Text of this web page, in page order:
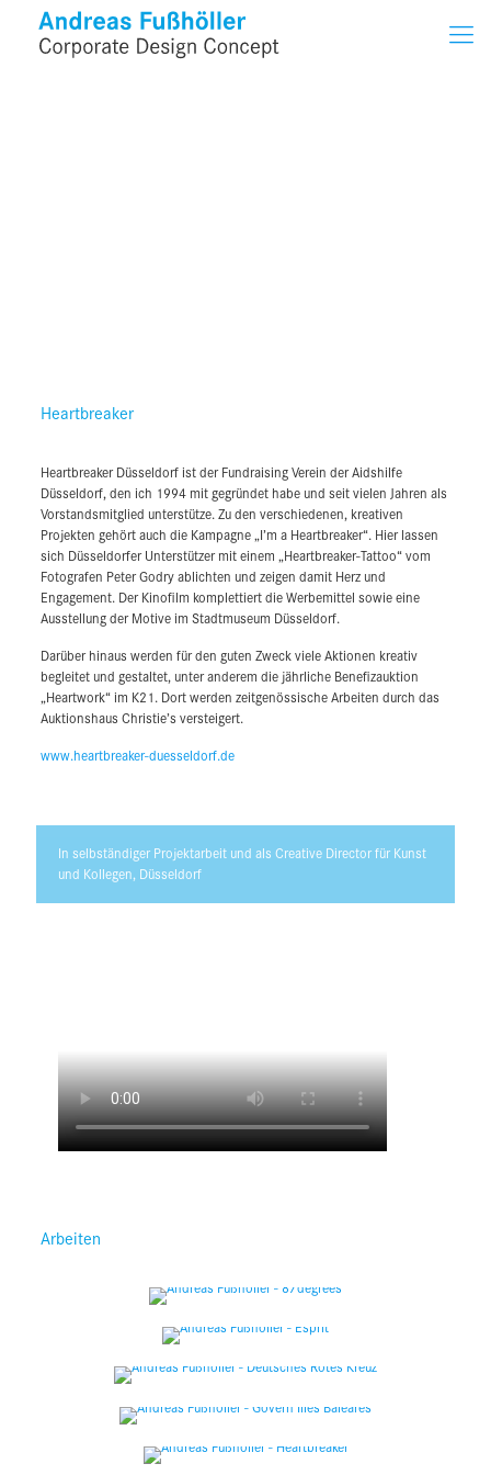
Heartbreaker
Heartbreaker Düsseldorf ist der Fundraising Verein der Aidshilfe
Düsseldorf, den ich 1994 mit gegründet habe und seit vielen Jahren als
Vorstandsmitglied unterstütze. Zu den verschiedenen, kreativen
Projekten gehört auch die Kampagne „I’m a Heartbreaker“. Hier lassen
sich Düsseldorfer Unterstützer mit einem „Heartbreaker-Tattoo“ vom
Fotografen Peter Godry ablichten und zeigen damit Herz und
Engagement. Der Kinofilm komplettiert die Werbemittel sowie eine
Ausstellung der Motive im Stadtmuseum Düsseldorf.
Darüber hinaus werden für den guten Zweck viele Aktionen kreativ
begleitet und gestaltet, unter anderem die jährliche Benefizauktion
„Heartwork“ im K21. Dort werden zeitgenössische Arbeiten durch das
Auktionshaus Christie’s versteigert.
www.heartbreaker-duesseldorf.de
In selbständiger Projektarbeit und als Creative Director für Kunst
Heartbreaker
Heartbreaker Düsseldorf ist der Fundraising Verein der Aidshilfe
Düsseldorf, den ich 1994 mit gegründet habe und seit vielen Jahren als
Vorstandsmitglied unterstütze. Zu den verschiedenen, kreativen
Projekten gehört auch die Kampagne „I’m a Heartbreaker“. Hier lassen
sich Düsseldorfer Unterstützer mit einem „Heartbreaker-Tattoo“ vom
Fotografen Peter Godry ablichten und zeigen damit Herz und
Engagement. Der Kinofilm komplettiert die Werbemittel sowie eine
Ausstellung der Motive im Stadtmuseum Düsseldorf.
Darüber hinaus werden für den guten Zweck viele Aktionen kreativ
begleitet und gestaltet, unter anderem die jährliche Benefizauktion
„Heartwork“ im K21. Dort werden zeitgenössische Arbeiten durch das
Auktionshaus Christie’s versteigert.
www.heartbreaker-duesseldorf.de
In selbständiger Projektarbeit und als Creative Director für Kunst
und Kollegen, Düsseldorf
Arbeiten